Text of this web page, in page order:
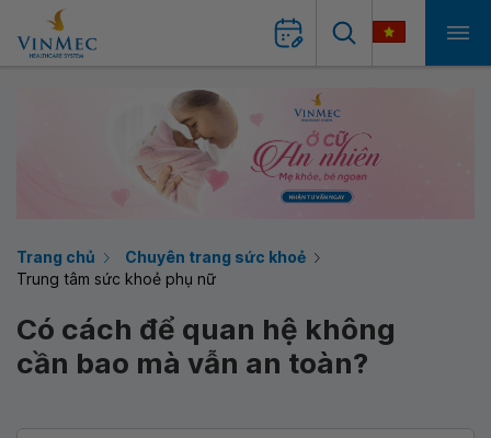
Trang chủ
Chuyên trang sức khoẻ
Trung tâm sức khoẻ phụ nữ
Có cách để quan hệ không
cần bao mà vẫn an toàn?